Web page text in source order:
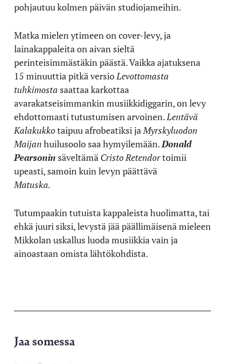
pohjautuu kolmen päivän studiojameihin.
Matka mielen ytimeen on cover-levy, ja
lainakappaleita on aivan sieltä
perinteisimmästäkin päästä. Vaikka ajatuksena
15 minuuttia pitkä versio Levottomasta
tuhkimosta saattaa karkottaa
avarakatseisimmankin musiikkidiggarin, on levy
ehdottomasti tutustumisen arvoinen. Lentävä
Kalakukkotaipuu afrobeatiksi ja Myrskyluodon
Maijan huilusoolo saa hymyilemään.Donald
Pearsonin säveltämä Cristo Retendortoimii
upeasti, samoin kuin levyn päättävä
Matuska.
Tutumpaakin tutuista kappaleista huolimatta, tai
ehkä juuri siksi, levystä jää päällimäisenä mieleen
Mikkolan uskallus luoda musiikkia vain ja
ainoastaan omista lähtökohdista.
Jaa somessa